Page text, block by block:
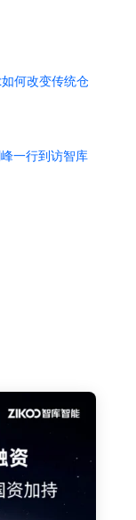
何改变传统仓
一行到访智库